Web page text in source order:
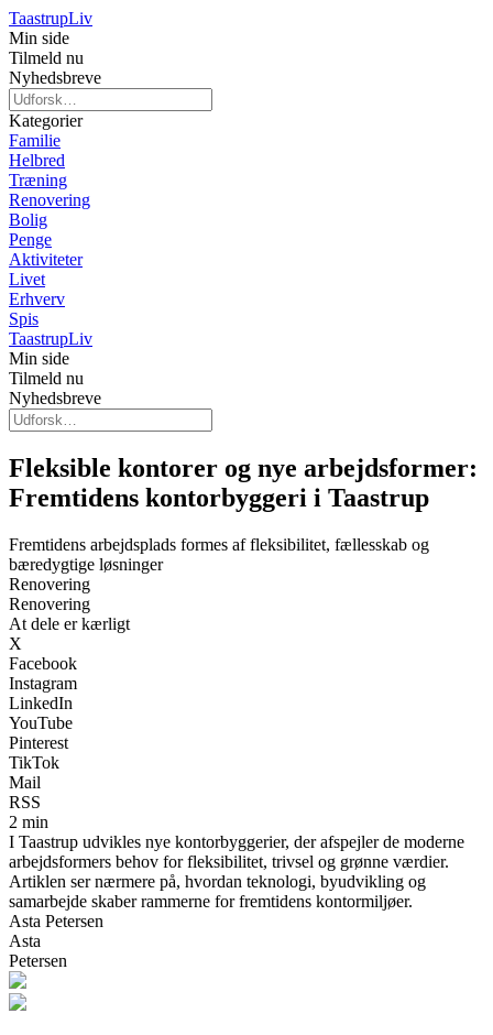
TaastrupLiv
Min side
Tilmeld nu
Nyhedsbreve
Kategorier
Familie
Helbred
Træning
Renovering
Bolig
Penge
Aktiviteter
Livet
Erhverv
Spis
TaastrupLiv
Min side
Tilmeld nu
Nyhedsbreve
Fleksible kontorer og nye arbejdsformer:
Fremtidens kontorbyggeri i Taastrup
Fremtidens arbejdsplads formes af fleksibilitet, fællesskab og
bæredygtige løsninger
Renovering
Renovering
At dele er kærligt
X
Facebook
Instagram
LinkedIn
YouTube
Pinterest
TikTok
Mail
RSS
2 min
I Taastrup udvikles nye kontorbyggerier, der afspejler de moderne
arbejdsformers behov for fleksibilitet, trivsel og grønne værdier.
Artiklen ser nærmere på, hvordan teknologi, byudvikling og
samarbejde skaber rammerne for fremtidens kontormiljøer.
Asta Petersen
Asta
Petersen